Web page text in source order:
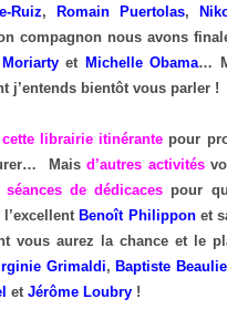
Ruiz, Romain Puertolas,
compagnon nous avons
et Michelle Obama…
j’entends bientôt vous parler !
librairie itinérante pour
Maisd’autres activités
séances de dédicaces pour
Benoît Philipponet
vous aurez la chance et le
Grimaldi, Baptiste
etJérôme Loubry !